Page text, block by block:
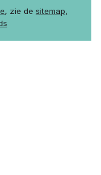
, zie de sitemap,